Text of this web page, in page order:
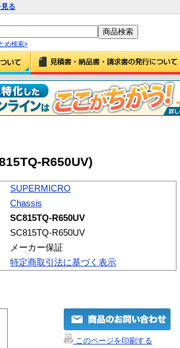
る
め検索»
R650UV)
SUPERMICRO
Chassis
SC815TQ-R650UV
SC815TQ-R650UV
メーカー保証
特定商取引法に基づく表示
このページを印刷する